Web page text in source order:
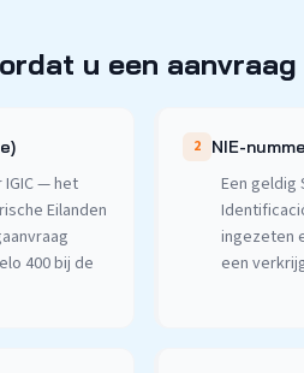
u een
— het
Eilanden
400 bij de
2 NIE-
Een geldig
ingezeten
een